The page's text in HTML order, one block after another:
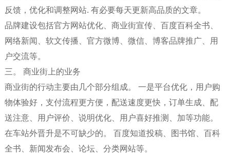
反馈，优化和调整网站. 有必要每天更新高品质的文章。
品牌建设包括官方网站优化、商业街宣传、百度百科全书、
网络新闻、软文传播、官方微博、微信、博客品牌推广、用
户交流等。
三。 商业街上的业务
商业街的行动主要由几个部分组成。 一是平台优化，用户购
物体验好，支付流程更方便，配送速度更快，订单生成、配
送注意、用户评价、说明优化、用户喜好推测、加等功能。
在车站外晋升是不可缺少的。 百度知道投稿、图书馆、百科
全书、新闻发布会、论坛、分类网站等。